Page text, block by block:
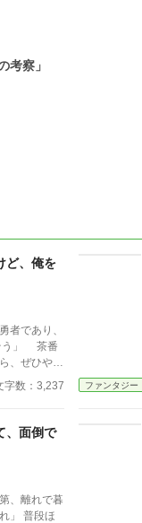
考察」
ど、俺を
者であり、
う」 茶番
、ぜひやっ
字数：3,237 ファンタジー
、面倒で
、離れで暮
ほ